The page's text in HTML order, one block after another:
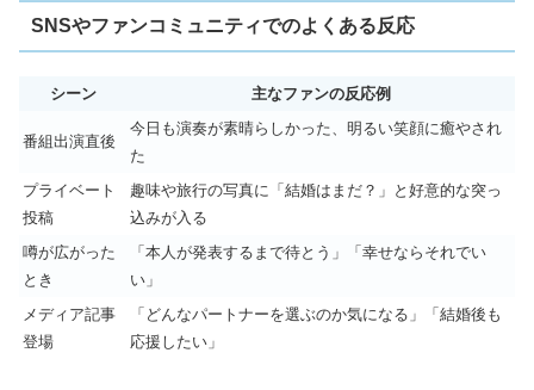
SNSやファンコミュニティでのよくある反応
シーン 主なファンの反応例
番組出演直後
今日も演奏が素晴らしかった、明るい笑顔に癒やされ
た
プライベート
投稿
趣味や旅行の写真に「結婚はまだ？」と好意的な突っ
込みが入る
噂が広がった
とき
「本人が発表するまで待とう」「幸せならそれでい
い」
メディア記事
登場
「どんなパートナーを選ぶのか気になる」「結婚後も
応援したい」